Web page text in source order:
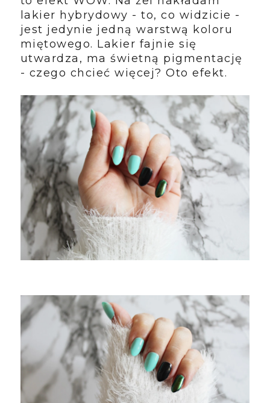
lakier hybrydowy - to, co widzicie -
jest jedynie jedną warstwą koloru
miętowego. Lakier fajnie się
utwardza, ma świetną pigmentację
- czego chcieć więcej? Oto efekt.